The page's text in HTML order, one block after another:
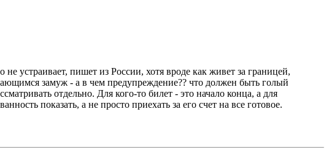
устраивает, пишет из России, хотя вроде как живет за границей,
замуж - а в чем предупреждение?? что должен быть голый
отдельно. Для кого-то билет - это начало конца, а для
показать, а не просто приехать за его счет на все готовое.